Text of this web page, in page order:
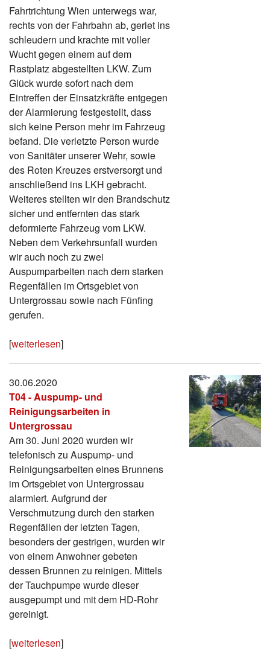
Fahrtrichtung Wien unterwegs war,
rechts von der Fahrbahn ab, geriet ins
schleudern und krachte mit voller
Wucht gegen einem auf dem
Rastplatz abgestellten LKW. Zum
Glück wurde sofort nach dem
Eintreffen der Einsatzkräfte entgegen
der Alarmierung festgestellt, dass
sich keine Person mehr im Fahrzeug
befand. Die verletzte Person wurde
von Sanitäter unserer Wehr, sowie
des Roten Kreuzes erstversorgt und
anschließend ins LKH gebracht.
Weiteres stellten wir den Brandschutz
sicher und entfernten das stark
deformierte Fahrzeug vom LKW.
Neben dem Verkehrsunfall wurden
wir auch noch zu zwei
Auspumparbeiten nach dem starken
Regenfällen im Ortsgebiet von
Untergrossau sowie nach Fünfing
gerufen.
[weiterlesen]
30.06.2020
T04 - Auspump- und
Reinigungsarbeiten in
Untergrossau
Am 30. Juni 2020 wurden wir
telefonisch zu Auspump- und
Reinigungsarbeiten eines Brunnens
im Ortsgebiet von Untergrossau
alarmiert. Aufgrund der
Verschmutzung durch den starken
Regenfällen der letzten Tagen,
besonders der gestrigen, wurden wir
von einem Anwohner gebeten
dessen Brunnen zu reinigen. Mittels
der Tauchpumpe wurde dieser
ausgepumpt und mit dem HD-Rohr
gereinigt.
[weiterlesen]